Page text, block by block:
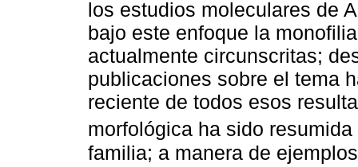
los estudios moleculares de
bajo este enfoque la
actualmente circunscritas;
publicaciones sobre el tema
reciente de todos esos
morfológica ha sido
familia; a manera de